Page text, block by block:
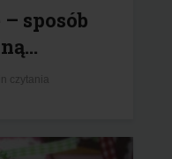
sposób
czytania